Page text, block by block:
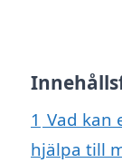
1 Vad kan
hjälpa till